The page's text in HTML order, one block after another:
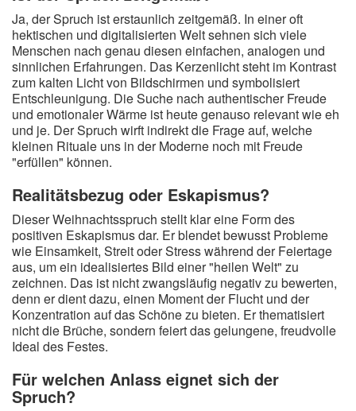
Ja, der Spruch ist erstaunlich zeitgemäß. In einer oft
hektischen und digitalisierten Welt sehnen sich viele
Menschen nach genau diesen einfachen, analogen und
sinnlichen Erfahrungen. Das Kerzenlicht steht im Kontrast
zum kalten Licht von Bildschirmen und symbolisiert
Entschleunigung. Die Suche nach authentischer Freude
und emotionaler Wärme ist heute genauso relevant wie eh
und je. Der Spruch wirft indirekt die Frage auf, welche
kleinen Rituale uns in der Moderne noch mit Freude
"erfüllen" können.
Realitätsbezug oder Eskapismus?
Dieser Weihnachtsspruch stellt klar eine Form des
positiven Eskapismus dar. Er blendet bewusst Probleme
wie Einsamkeit, Streit oder Stress während der Feiertage
aus, um ein idealisiertes Bild einer "heilen Welt" zu
zeichnen. Das ist nicht zwangsläufig negativ zu bewerten,
denn er dient dazu, einen Moment der Flucht und der
Konzentration auf das Schöne zu bieten. Er thematisiert
nicht die Brüche, sondern feiert das gelungene, freudvolle
Ideal des Festes.
Für welchen Anlass eignet sich der
Spruch?